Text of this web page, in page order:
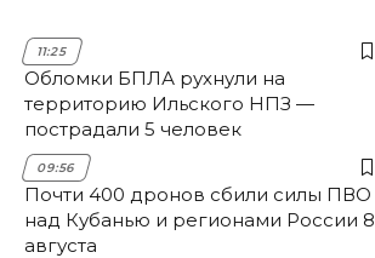
11:25
Обломки БПЛА рухнули на
территорию Ильского НПЗ —
пострадали 5 человек
09:56
Почти 400 дронов сбили силы ПВО
над Кубанью и регионами России 8
августа